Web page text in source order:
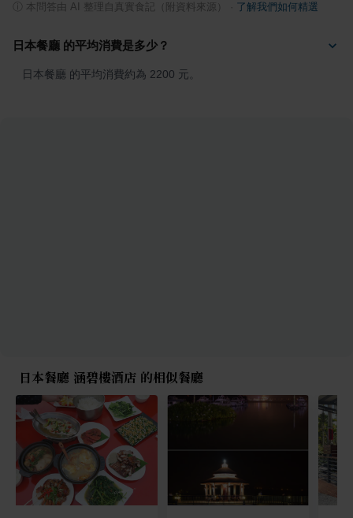
本問答由 AI 整理自真實食記（附資料來源） 了解我們如何精選
日本餐廳 的平均消費是多少？
日本餐廳 的平均消費約為 2200 元。
日本餐廳 涵碧樓酒店 的相似餐廳